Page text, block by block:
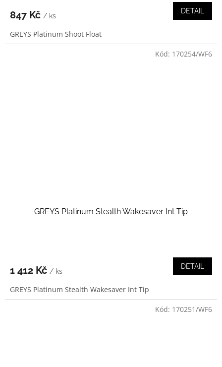
847 Kč / ks
DETAIL
GREYS Platinum Shoot Float
GREYS Platinum Stealth Wakesaver Int Tip
1 412 Kč / ks
DETAIL
GREYS Platinum Stealth Wakesaver Int Tip
Kód: 170254/WF6
Kód: 170251/WF6